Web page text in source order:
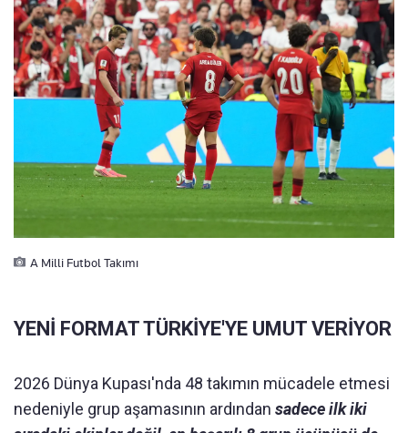
A Milli Futbol Takımı
YENİ FORMAT TÜRKİYE'YE UMUT VERİYOR
2026 Dünya Kupası'nda 48 takımın mücadele etmesi
nedeniyle grup aşamasının ardından sadece ilk iki